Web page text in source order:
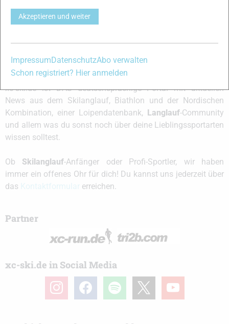
Classic FL SDS cold
Classic 990 SR Cold
Schreibe einen Kommentar
xc-ski.de ist DAS deutschsprachige Portal mit aktuellen
News aus dem Skilanglauf, Biathlon und der Nordischen
Kombination, einer Loipendatenbank, Langlauf-Community
und allem was du sonst noch über deine Lieblingssportarten
wissen solltest.
Ob Skilanglauf-Anfänger oder Profi-Sportler, wir haben
immer ein offenes Ohr für dich! Du kannst uns jederzeit über
das
erreichen.
Partner
xc-ski.de in Social Media
instagramfacebook spotify youtube
Akzeptieren und weiter
ImpressumDatenschutzAbo verwalten
Schon registriert? Hier anmelden